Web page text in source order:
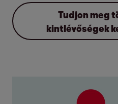
Tudjon meg
kintlévőségek